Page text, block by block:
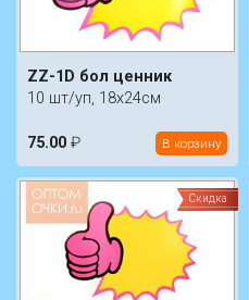
ZZ-1D бол ценник
10 шт/уп, 18х24см
75.00 ₽ В корзину
Скидка